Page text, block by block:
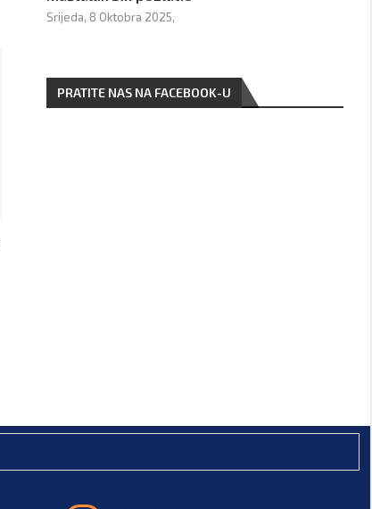
Srijeda, 8 Oktobra 2025,
PRATITE NAS NA FACEBOOK-U